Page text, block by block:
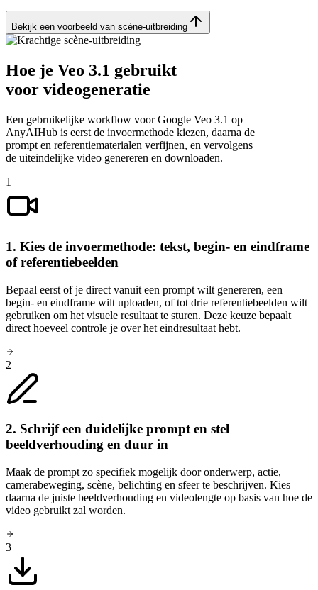
Bekijk een voorbeeld van scène-uitbreiding
Hoe je Veo 3.1 gebruikt
voor videogeneratie
Een gebruikelijke workflow voor Google Veo 3.1 op
AnyAIHub is eerst de invoermethode kiezen, daarna de
prompt en referentiematerialen verfijnen, en vervolgens
de uiteindelijke video genereren en downloaden.
1
1. Kies de invoermethode: tekst, begin- en eindframe
of referentiebeelden
Bepaal eerst of je direct vanuit een prompt wilt genereren, een
begin- en eindframe wilt uploaden, of tot drie referentiebeelden wilt
gebruiken om het visuele resultaat te sturen. Deze keuze bepaalt
direct hoeveel controle je over het eindresultaat hebt.
2
2. Schrijf een duidelijke prompt en stel
beeldverhouding en duur in
Maak de prompt zo specifiek mogelijk door onderwerp, actie,
camerabeweging, scène, belichting en sfeer te beschrijven. Kies
daarna de juiste beeldverhouding en videolengte op basis van hoe de
video gebruikt zal worden.
3